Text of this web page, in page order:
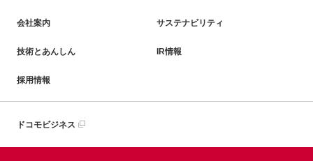
会社案内 サステナビリティ
技術とあんしん IR情報
採用情報
ドコモビジネス